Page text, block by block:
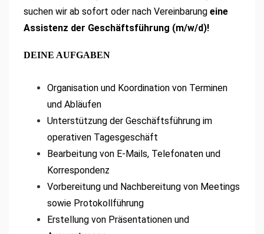
suchen wir ab sofort oder nach Vereinbarung eine
Assistenz der Geschäftsführung (m/w/d)!
DEINE AUFGABEN
Organisation und Koordination von Terminen
und Abläufen
Unterstützung der Geschäftsführung im
operativen Tagesgeschäft
Bearbeitung von E-Mails, Telefonaten und
Korrespondenz
Vorbereitung und Nachbereitung von Meetings
sowie Protokollführung
Erstellung von Präsentationen und